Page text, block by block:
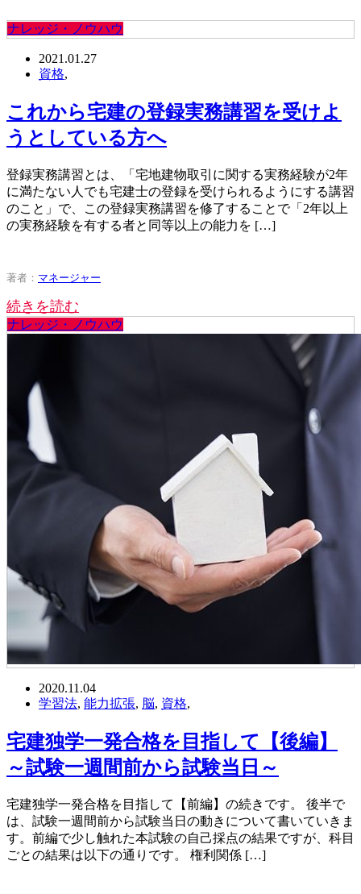
ナレッジ・ノウハウ
2021.01.27
資格,
これから宅建の登録実務講習を受けよ
うとしている方へ
登録実務講習とは、「宅地建物取引に関する実務経験が2年
に満たない人でも宅建士の登録を受けられるようにする講習
のこと」で、この登録実務講習を修了することで「2年以上
の実務経験を有する者と同等以上の能力を […]
著者： マネージャー
続きを読む
ナレッジ・ノウハウ
2020.11.04
学習法, 能力拡張, 脳, 資格,
宅建独学一発合格を目指して【後編】
～試験一週間前から試験当日～
宅建独学一発合格を目指して【前編】の続きです。 後半で
は、試験一週間前から試験当日の動きについて書いていきま
す。前編で少し触れた本試験の自己採点の結果ですが、科目
ごとの結果は以下の通りです。 権利関係 […]